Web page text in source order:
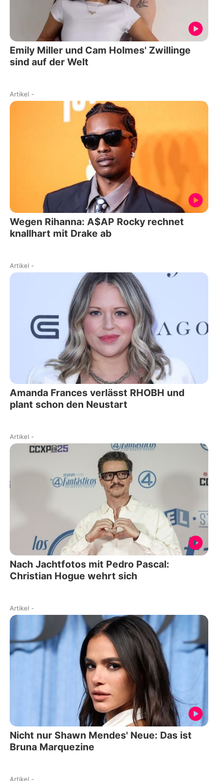
Emily Miller und Cam Holmes' Zwillinge
sind auf der Welt
Artikel -
Wegen Rihanna: A$AP Rocky rechnet
knallhart mit Drake ab
Artikel -
Amanda Frances verlässt RHOBH und
plant schon den Neustart
Artikel -
Nach Jachtfotos mit Pedro Pascal:
Christian Hogue wehrt sich
Artikel -
Nicht nur Shawn Mendes' Neue: Das ist
Bruna Marquezine
Artikel -